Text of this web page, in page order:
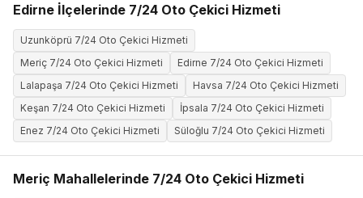
Edirne İlçelerinde 7/24 Oto Çekici Hizmeti
Uzunköprü 7/24 Oto Çekici Hizmeti
Meriç 7/24 Oto Çekici Hizmeti
Edirne 7/24 Oto Çekici Hizmeti
Lalapaşa 7/24 Oto Çekici Hizmeti
Havsa 7/24 Oto Çekici Hizmeti
Keşan 7/24 Oto Çekici Hizmeti
İpsala 7/24 Oto Çekici Hizmeti
Enez 7/24 Oto Çekici Hizmeti
Süloğlu 7/24 Oto Çekici Hizmeti
Meriç Mahallelerinde 7/24 Oto Çekici Hizmeti